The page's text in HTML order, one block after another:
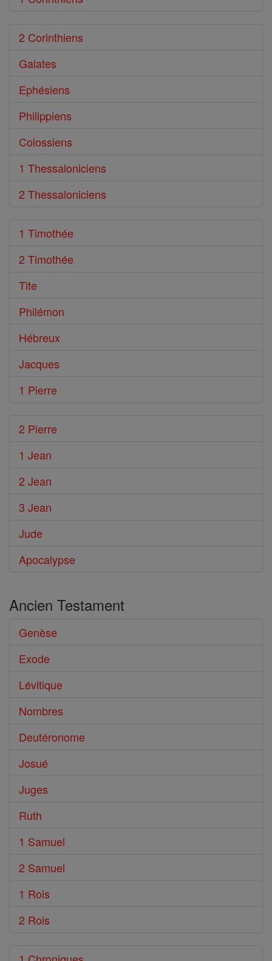
2 Corinthiens
Galates
Ephésiens
Philippiens
Colossiens
1 Thessaloniciens
2 Thessaloniciens
1 Timothée
2 Timothée
Tite
Philémon
Hébreux
Jacques
1 Pierre
2 Pierre
1 Jean
2 Jean
3 Jean
Jude
Apocalypse
Ancien Testament
Genèse
Exode
Lévitique
Nombres
Deutéronome
Josué
Juges
Ruth
1 Samuel
2 Samuel
1 Rois
2 Rois